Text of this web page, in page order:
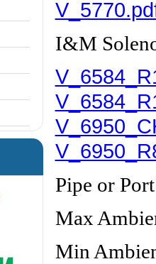
I&M
Pipe or
Max
Min